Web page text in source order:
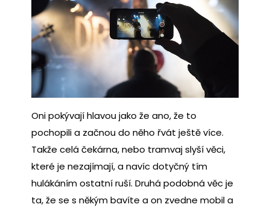
Oni pokývají hlavou jako že ano, že to
pochopili a začnou do něho řvát ještě více.
Takže celá čekárna, nebo tramvaj slyší věci,
které je nezajímají, a navíc dotyčný tím
hulákáním ostatní ruší. Druhá podobná věc je
ta, že se s někým bavíte a on zvedne mobil a